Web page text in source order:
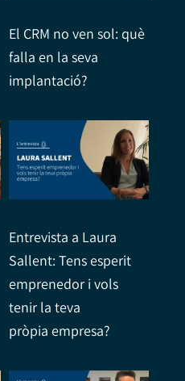
El CRM no ven sol: què
falla en la seva
implantació?
Entrevista a Laura
Sallent: Tens esperit
emprenedor i vols
tenir la teva
pròpia empresa?